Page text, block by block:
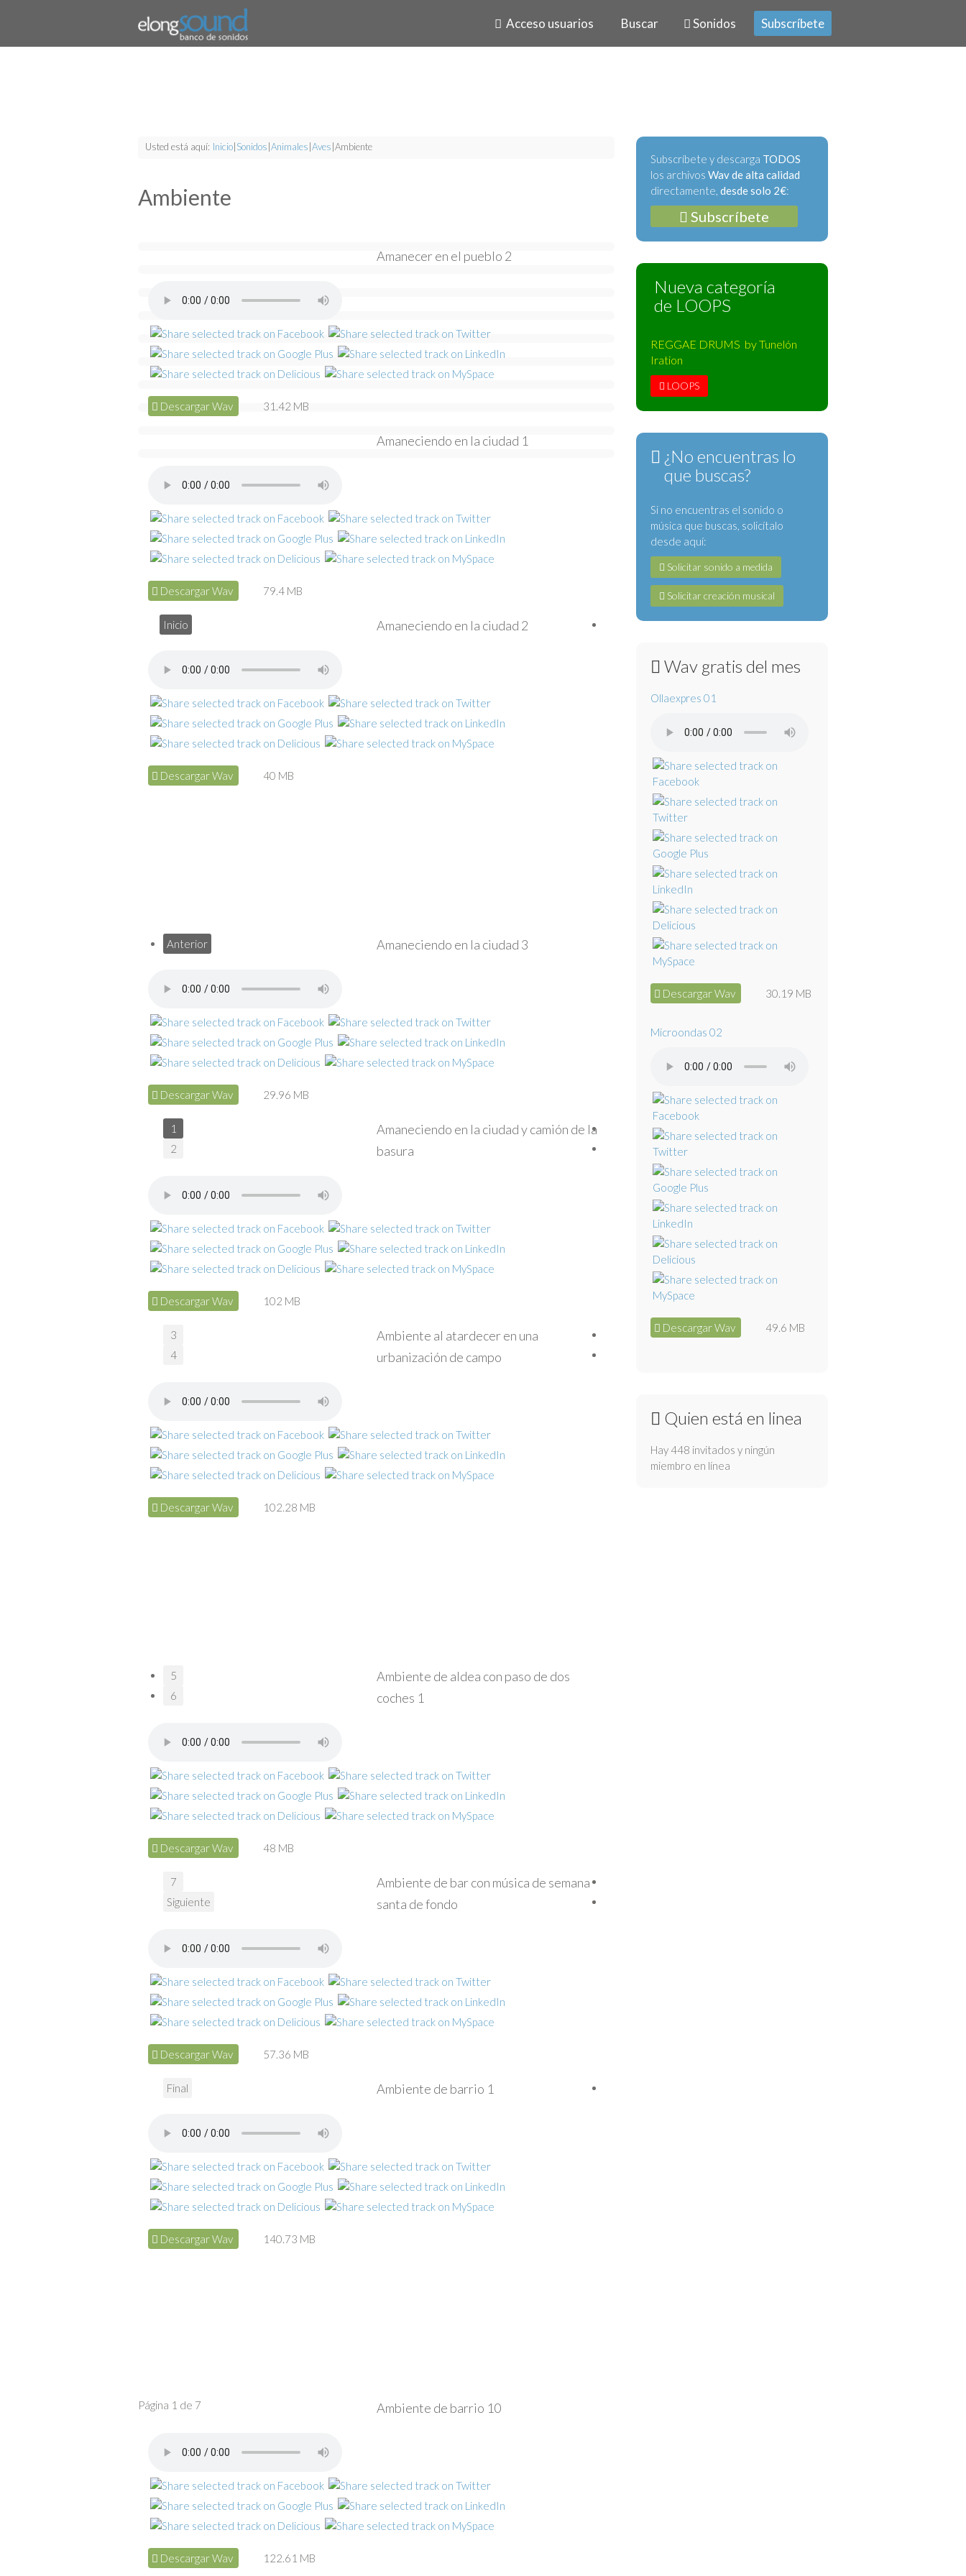
Acceso usuarios Buscar Sonidos Subscríbete
Usted está aquí: Inicio Sonidos Animales Aves Ambiente
Ambiente
Amanecer en el pueblo 2
Descargar Wav 31.42 MB
Amaneciendo en la ciudad 1
Descargar Wav 79.4 MB
Amaneciendo en la ciudad 2
Descargar Wav 40 MB
Amaneciendo en la ciudad 3
Descargar Wav 29.96 MB
Amaneciendo en la ciudad y camión de la
basura
Descargar Wav 102 MB
Ambiente al atardecer en una
urbanización de campo
Descargar Wav 102.28 MB
Ambiente de aldea con paso de dos
coches 1
Descargar Wav 48 MB
Ambiente de bar con música de semana
santa de fondo
Descargar Wav 57.36 MB
Ambiente de barrio 1
Descargar Wav 140.73 MB
Ambiente de barrio 10
Descargar Wav 122.61 MB
Inicio
Anterior
1
2
3
4
5
6
7
Siguiente
Final
Página 1 de 7
Subscríbete y descarga TODOS
los archivos Wav de alta calidad
directamente, desde solo 2€:
Subscríbete
Nueva categoría
de LOOPS
REGGAE DRUMS by Tunelón
Iration
LOOPS
¿No encuentras lo
que buscas?
Si no encuentras el sonido o
música que buscas, solicítalo
desde aquí:
Solicitar sonido a medida
Solicitar creación musical
Wav gratis del mes
Ollaexpres 01
Descargar Wav 30.19 MB
Microondas 02
Descargar Wav 49.6 MB
Quien está en linea
Hay 448 invitados y ningún
miembro en línea